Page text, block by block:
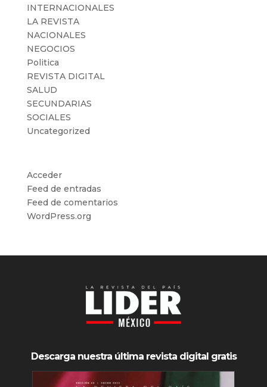
INTERNACIONALES
LA REVISTA
NACIONALES
NEGOCIOS
Politica
REVISTA DIGITAL
SALUD
SECUNDARIAS
SOCIALES
Uncategorized
Acceder
Feed de entradas
Feed de comentarios
WordPress.org
Descarga nuestra última revista digital gratis